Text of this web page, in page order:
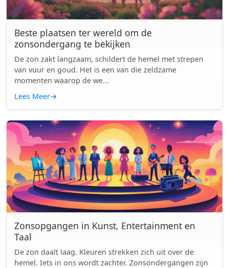
Beste plaatsen ter wereld om de
zonsondergang te bekijken
De zon zakt langzaam, schildert de hemel met strepen
van vuur en goud. Het is een van die zeldzame
momenten waarop de we...
Lees Meer→
Zonsopgangen in Kunst, Entertainment en
Taal
De zon daalt laag. Kleuren strekken zich uit over de
hemel. Iets in ons wordt zachter. Zonsondergangen zijn